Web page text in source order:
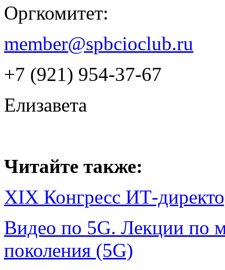
Оргкомитет:
member@spbcioclub.ru
+7 (921) 954-37-67
Елизавета
Читайте также:
XIX Конгресс ИТ-
Видео по 5G. Лекции по
поколения (5G)